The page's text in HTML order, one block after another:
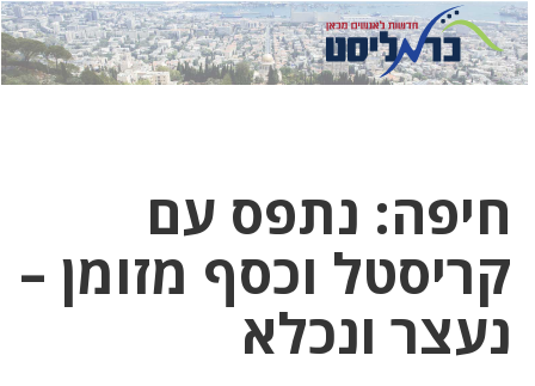
לחץ
כאן
לחץ
כדי
חיפה: נתפס עם
קריסטל וכסף מזומן –
נעצר ונכלא